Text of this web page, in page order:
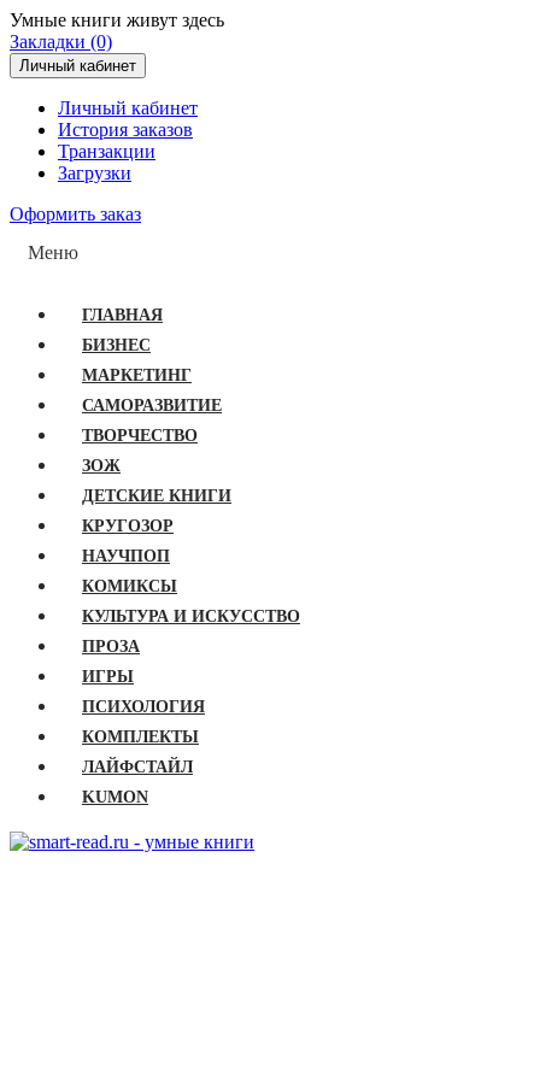
Умные книги живут здесь
Закладки (0)
Личный кабинет
Личный кабинет
История заказов
Транзакции
Загрузки
Оформить заказ
Меню
ГЛАВНАЯ
БИЗНЕС
МАРКЕТИНГ
САМОРАЗВИТИЕ
ТВОРЧЕСТВО
ЗОЖ
ДЕТСКИЕ КНИГИ
КРУГОЗОР
НАУЧПОП
КОМИКСЫ
КУЛЬТУРА И ИСКУССТВО
ПРОЗА
ИГРЫ
ПСИХОЛОГИЯ
КОМПЛЕКТЫ
ЛАЙФСТАЙЛ
KUMON